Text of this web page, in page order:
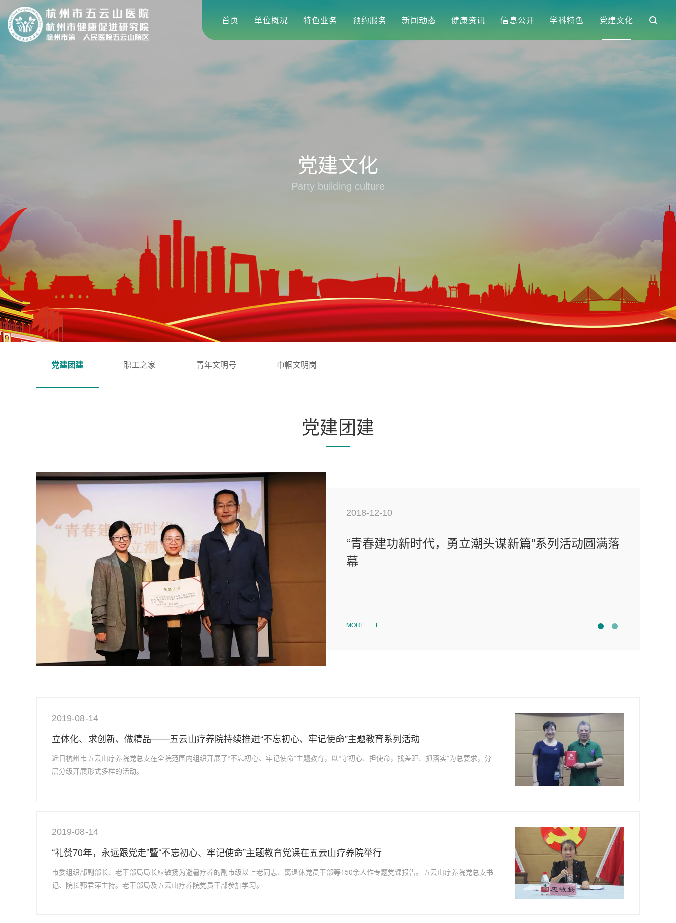
首页 单位概况 特色业务 预约服务 新闻动态 健康资讯 信息公开 学科特色 党建文化
党建文化
Party building culture
党建团建 职工之家 青年文明号 巾帼文明岗
党建团建
2018-12-24
新视角带来新思考，五云山疗养院开展党支部、科
2018-12-10
“青春建功新时代，勇立潮头谋新篇”系列活动圆满落
幕
MORE
2019-08-14
立体化、求创新、做精品——五云山疗养院持续推进“不忘初心、牢记使命”主题教育系列活动
近日杭州市五云山疗养院党总支在全院范围内组织开展了“不忘初心、牢记使命”主题教育，以“守初心、担使命，找差距、抓落实”为总要求，分
层分级开展形式多样的活动。
2019-08-14
“礼赞70年，永远跟党走”暨“不忘初心、牢记使命”主题教育党课在五云山疗养院举行
市委组织部副部长、老干部局局长应敏扬为避暑疗养的副市级以上老同志、离退休党员干部等150余人作专题党课报告。五云山疗养院党总支书
记、院长郭君萍主持。老干部局及五云山疗养院党员干部参加学习。